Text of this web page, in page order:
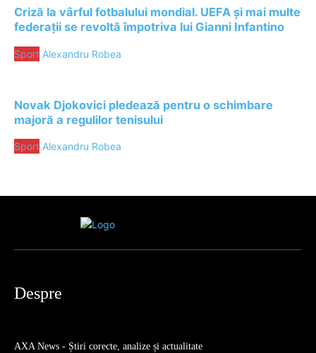
Criză la vârful fotbalului mondial. UEFA și mai multe
federații se revoltă împotriva lui Gianni Infantino
Sport Alexandru Robea
Novak Djokovici pledează pentru o schimbare
majoră a regulilor tenisului
Sport Alexandru Robea
Despre
AXA News - Știri corecte, analize și actualitate